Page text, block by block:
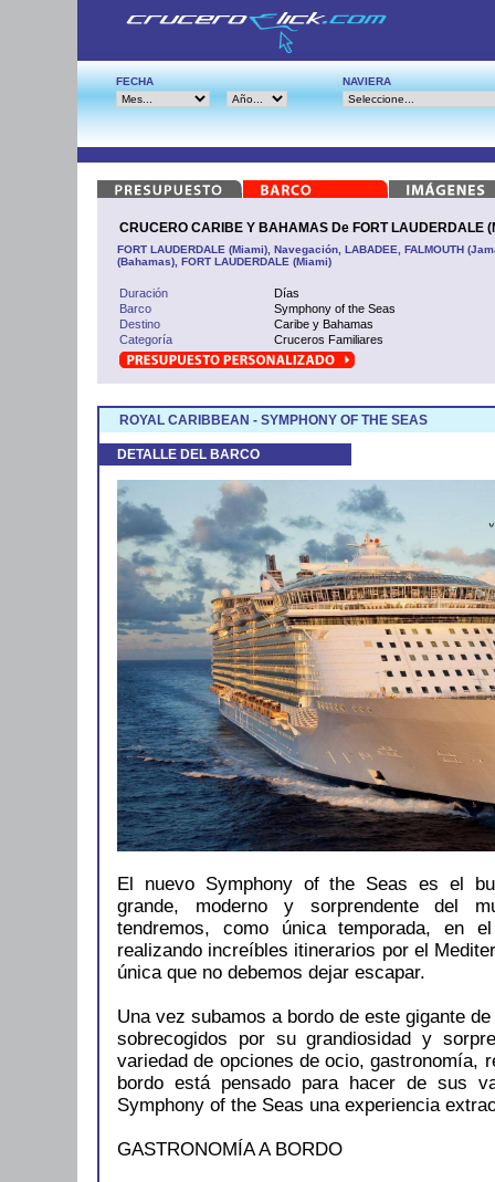
FECHA NAVIERA
CRUCERO CARIBE Y BAHAMAS De FORT LAUDERDALE
FORT LAUDERDALE (Miami), Navegación, LABADEE, FALMOUTH
(Bahamas), FORT LAUDERDALE (Miami)
Duración
Días
Barco
Symphony of the Seas
Destino
Caribe y Bahamas
Categoría
Cruceros Familiares
ROYAL CARIBBEAN - SYMPHONY OF THE SEAS
DETALLE DEL BARCO
El nuevo Symphony of the Seas es el
grande, moderno y sorprendente del
tendremos, como única temporada, en
realizando increíbles itinerarios por el
única que no debemos dejar escapar.
Una vez subamos a bordo de este gigante
sobrecogidos por su grandiosidad y
variedad de opciones de ocio, gastronomía,
bordo está pensado para hacer de sus
Symphony of the Seas una experiencia
GASTRONOMÍA A BORDO